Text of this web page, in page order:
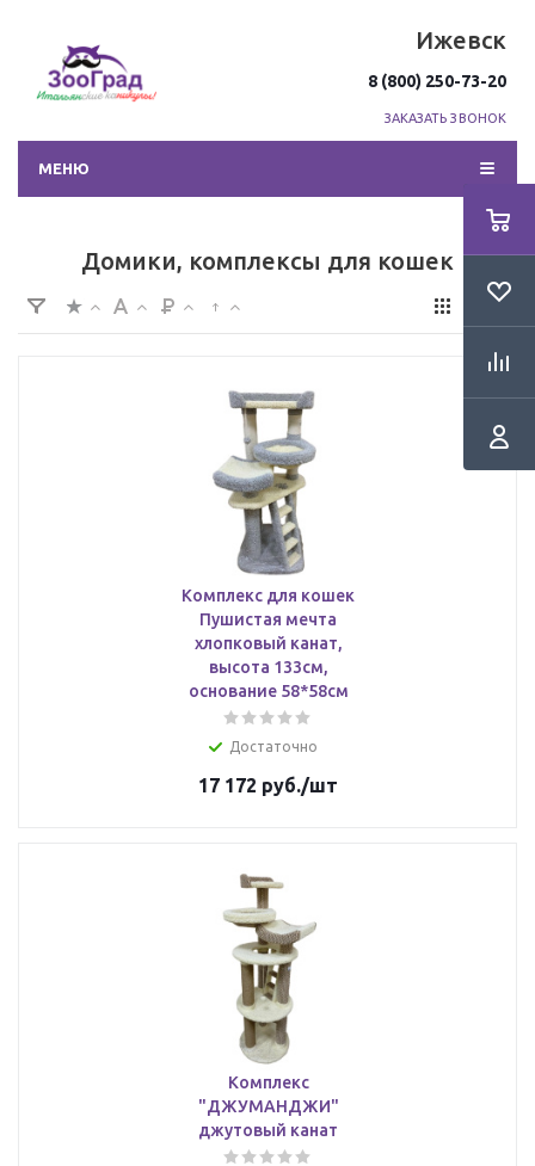
Ижевск
8 (800) 250-73-20
ЗАКАЗАТЬ ЗВОНОК
МЕНЮ
Домики, комплексы для кошек
Комплекс для кошек
Пушистая мечта
хлопковый канат,
высота 133см,
основание 58*58см
Достаточно
17 172 руб./шт
Комплекс
"ДЖУМАНДЖИ"
джутовый канат